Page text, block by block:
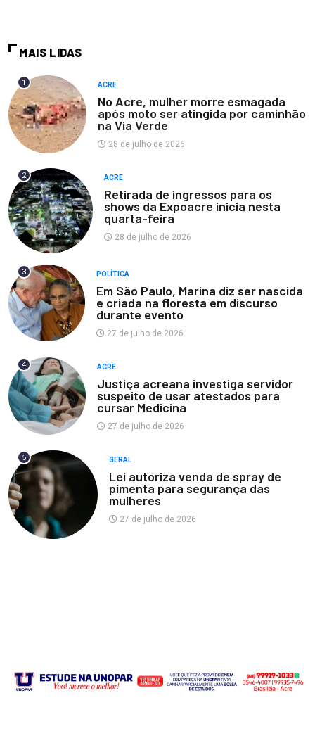
MAIS LIDAS
1 ACRE
No Acre, mulher morre esmagada
após moto ser atingida por caminhão
na Via Verde
28 de julho de 2026
2 ACRE
Retirada de ingressos para os
shows da Expoacre inicia nesta
quarta-feira
28 de julho de 2026
3 POLÍTICA
Em São Paulo, Marina diz ser nascida
e criada na floresta em discurso
durante evento
27 de julho de 2026
4 ACRE
Justiça acreana investiga servidor
suspeito de usar atestados para
cursar Medicina
27 de julho de 2026
5 GERAL
Lei autoriza venda de spray de
pimenta para segurança das
mulheres
27 de julho de 2026